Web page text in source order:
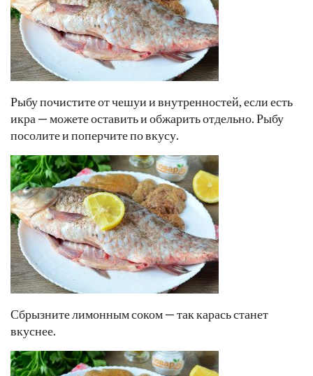
Рыбу почистите от чешуи и внутренностей, если есть
икра — можете оставить и обжарить отдельно. Рыбу
посолите и поперчите по вкусу.
Сбрызните лимонным соком — так карась станет
вкуснее.